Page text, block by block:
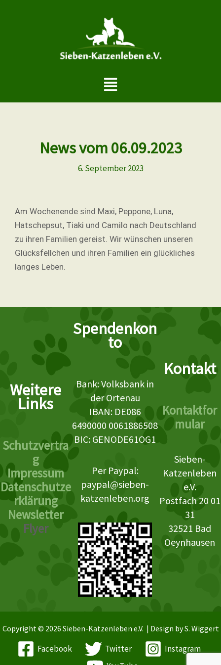
Menü
News vom 06.09.2023
6. September 2023
Am Wochenende sind Maxi, Peppone, Luna,
Hatschepsut, Tiaki und Camilo nach Deutschland
zu ihren Familien gereist. Wir wünschen unseren
Glücksfellchen und ihren Familien ein glückliches
langes Leben.
Weitere
Links
Schutzvertra
g
Impressum
Datenschutze
rklärung
Newsletter
Flyer
Spendenkon
to
Bank: Volksbank in
der Ortenau
IBAN: DE086
6490000 0061886508
BIC: GENODE61OG1
Per Paypal:
paypal@sieben-
katzenleben.org
Kontakt
Kontaktfor
mular
Sieben-
Katzenleben
e.V.
Postfach 20 01
31
32521 Bad
Oeynhausen
Copyright © 2026 Sieben-Katzenleben e.V. | Design by S. Wiggert
Facebook Twitter
Instagram